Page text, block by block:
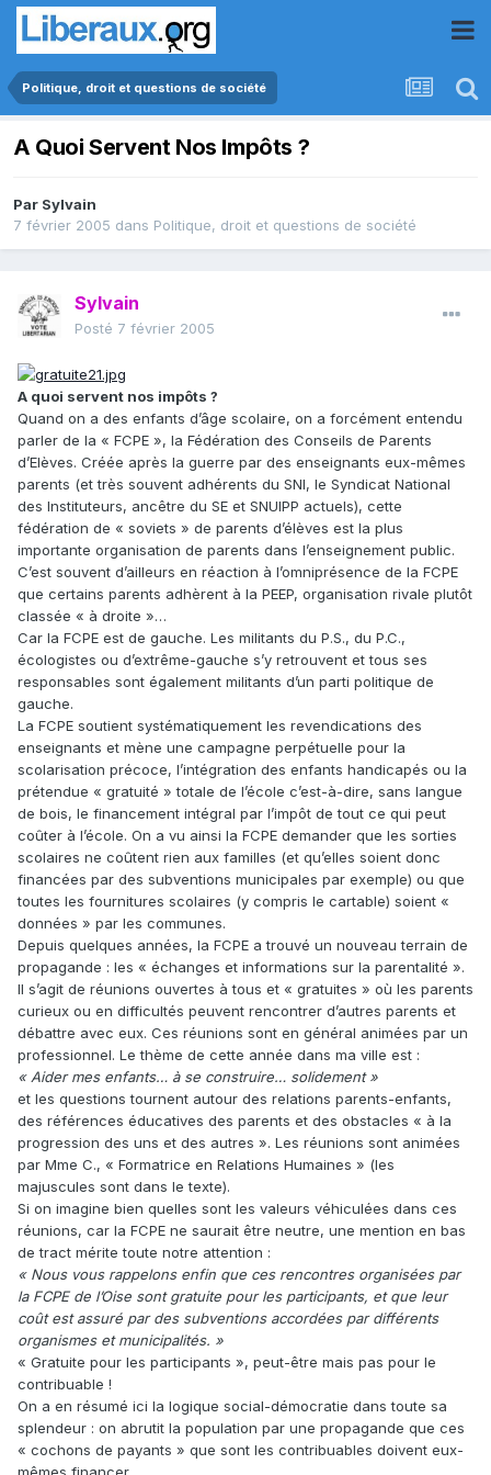
Politique, droit et questions de société
A Quoi Servent Nos Impôts ?
Par Sylvain
7 février 2005 dans Politique, droit et questions de société
Sylvain
Posté 7 février 2005
A quoi servent nos impôts ?
Quand on a des enfants d’âge scolaire, on a forcément entendu
parler de la « FCPE », la Fédération des Conseils de Parents
d’Elèves. Créée après la guerre par des enseignants eux-mêmes
parents (et très souvent adhérents du SNI, le Syndicat National
des Instituteurs, ancêtre du SE et SNUIPP actuels), cette
fédération de « soviets » de parents d’élèves est la plus
importante organisation de parents dans l’enseignement public.
C’est souvent d’ailleurs en réaction à l’omniprésence de la FCPE
que certains parents adhèrent à la PEEP, organisation rivale plutôt
classée « à droite »…
Car la FCPE est de gauche. Les militants du P.S., du P.C.,
écologistes ou d’extrême-gauche s’y retrouvent et tous ses
responsables sont également militants d’un parti politique de
gauche.
La FCPE soutient systématiquement les revendications des
enseignants et mène une campagne perpétuelle pour la
scolarisation précoce, l’intégration des enfants handicapés ou la
prétendue « gratuité » totale de l’école c’est-à-dire, sans langue
de bois, le financement intégral par l’impôt de tout ce qui peut
coûter à l’école. On a vu ainsi la FCPE demander que les sorties
scolaires ne coûtent rien aux familles (et qu’elles soient donc
financées par des subventions municipales par exemple) ou que
toutes les fournitures scolaires (y compris le cartable) soient «
données » par les communes.
Depuis quelques années, la FCPE a trouvé un nouveau terrain de
propagande : les « échanges et informations sur la parentalité ».
Il s’agit de réunions ouvertes à tous et « gratuites » où les parents
curieux ou en difficultés peuvent rencontrer d’autres parents et
débattre avec eux. Ces réunions sont en général animées par un
professionnel. Le thème de cette année dans ma ville est :
« Aider mes enfants… à se construire… solidement »
et les questions tournent autour des relations parents-enfants,
des références éducatives des parents et des obstacles « à la
progression des uns et des autres ». Les réunions sont animées
par Mme C., « Formatrice en Relations Humaines » (les
majuscules sont dans le texte).
Si on imagine bien quelles sont les valeurs véhiculées dans ces
réunions, car la FCPE ne saurait être neutre, une mention en bas
de tract mérite toute notre attention :
« Nous vous rappelons enfin que ces rencontres organisées par
la FCPE de l’Oise sont gratuite pour les participants, et que leur
coût est assuré par des subventions accordées par différents
organismes et municipalités. »
« Gratuite pour les participants », peut-être mais pas pour le
contribuable !
On a en résumé ici la logique social-démocratie dans toute sa
splendeur : on abrutit la population par une propagande que ces
« cochons de payants » que sont les contribuables doivent eux-